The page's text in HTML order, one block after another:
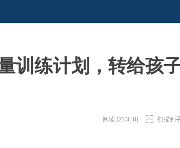
训练计划，转给孩
阅读 (21318) 扫描到